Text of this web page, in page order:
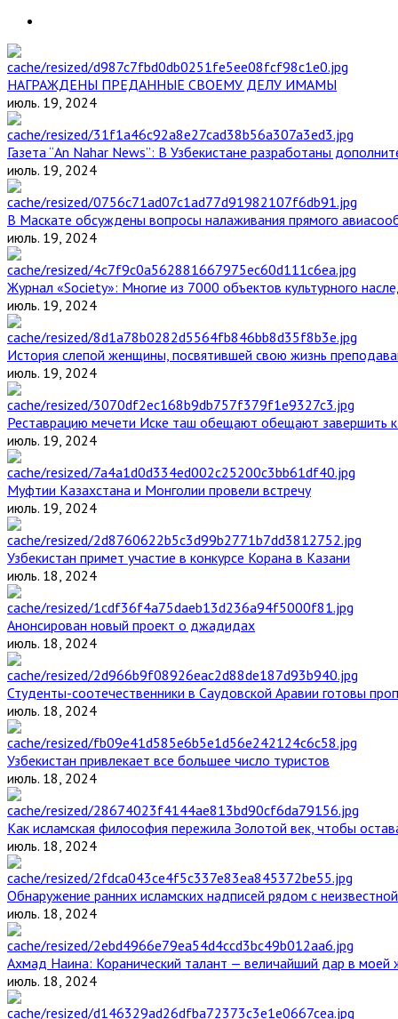
НАГРАЖДЕНЫ ПРЕДАННЫЕ СВОЕМУ ДЕЛУ ИМАМЫ
июль. 19, 2024
Газета “An Nahar News”: В Узбекистане разработаны
июль. 19, 2024
В Маскате обсуждены вопросы налаживания прямого
июль. 19, 2024
Журнал «Society»: Многие из 7000 объектов культурного
июль. 19, 2024
История слепой женщины, посвятившей свою жизнь
июль. 19, 2024
Реставрацию мечети Иске таш обещают обещают завершить к
июль. 19, 2024
Муфтии Казахстана и Монголии провели встречу
июль. 19, 2024
Узбекистан примет участие в конкурсе Корана в Казани
июль. 18, 2024
Анонсирован новый проект о джадидах
июль. 18, 2024
Студенты-соотечественники в Саудовской Аравии готовы
июль. 18, 2024
Узбекистан привлекает все большее число туристов
июль. 18, 2024
Как исламская философия пережила Золотой век, чтобы
июль. 18, 2024
Обнаружение ранних исламских надписей рядом с
июль. 18, 2024
Ахмад Наина: Коранический талант — величайший дар в моей
июль. 18, 2024